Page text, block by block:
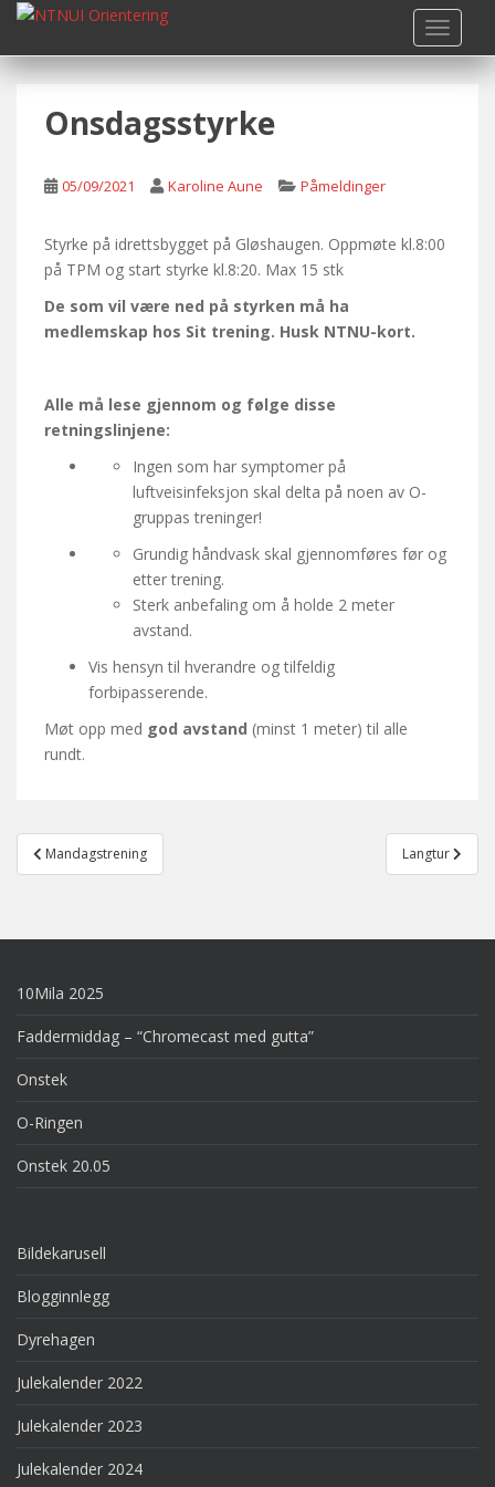
i
Onsdagsstyrke
05/09/2021 Karoline Aune Påmeldinger
Styrke på idrettsbygget på Gløshaugen. Oppmøte kl.8:00
på TPM og start styrke kl.8:20. Max 15 stk
De som vil være ned på styrken må ha
medlemskap hos Sit trening. Husk NTNU-kort.
Alle må lese gjennom og følge disse
retningslinjene:
Ingen som har symptomer på
luftveisinfeksjon skal delta på noen av O-
gruppas treninger!
Grundig håndvask skal gjennomføres før og
etter trening.
Sterk anbefaling om å holde 2 meter
avstand.
Vis hensyn til hverandre og tilfeldig
forbipasserende.
Møt opp med god avstand (minst 1 meter) til alle
rundt.
Post
navigation
Mandagstrening Langtur
10Mila 2025
Faddermiddag – “Chromecast med gutta”
Onstek
O-Ringen
Onstek 20.05
Bildekarusell
Blogginnlegg
Dyrehagen
Julekalender 2022
Julekalender 2023
Julekalender 2024